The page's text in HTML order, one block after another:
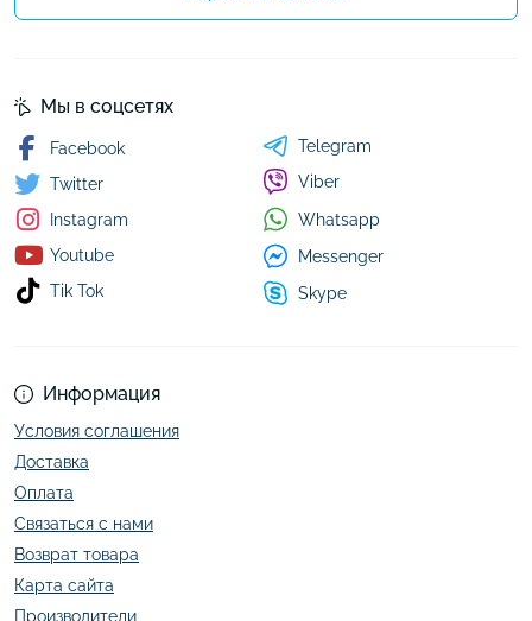
Информация
Условия соглашения
Доставка
Оплата
Связаться с нами
Возврат товара
Карта сайта
Производители
Мы в соцсетях
Facebook
Twitter
Instagram
Youtube
Tik Tok
Telegram
Viber
Whatsapp
Messenger
Skype